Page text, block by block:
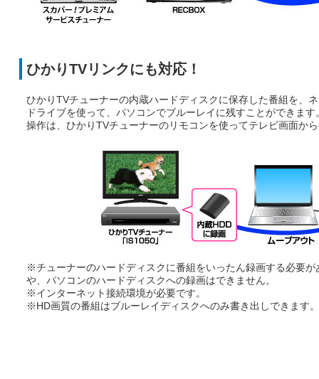
ひかりTVリンクにも対応！
ひかりTVチューナーの内蔵ハードディスクに保存した番組を、
ドライブを使って、パソコンでブルーレイに残すことができます
操作は、ひかりTVチューナーのリモコンを使ってテレビ画面か
※チューナーのハードディスクに番組をいったん録画する必要
や、パソコンのハードディスクへの録画はできません。
※インターネット接続環境が必要です。
※HD画質の番組はブルーレイディスクへのみ書き出しできます